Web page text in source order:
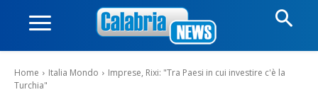
Home Italia Mondo
Imprese, Rixi: "Tra Paesi in cui investire c'è la
Turchia"